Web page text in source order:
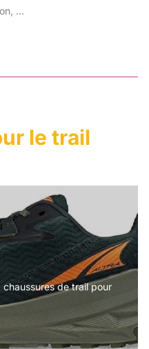
...
le trail
de trail pour